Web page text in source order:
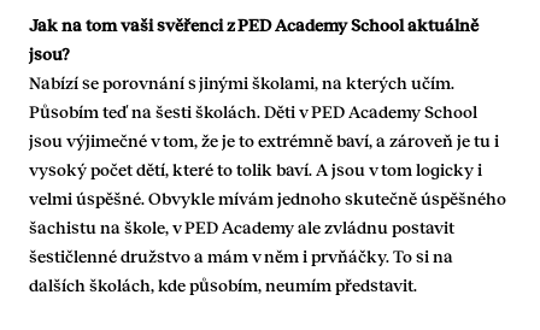
Jak na tom vaši svěřenci z PED Academy School aktuálně
jsou?
Nabízí se porovnání s jinými školami, na kterých učím.
Působím teď na šesti školách. Děti v PED Academy School
jsou výjimečné v tom, že je to extrémně baví, a zároveň je tu i
vysoký počet dětí, které to tolik baví. A jsou v tom logicky i
velmi úspěšné. Obvykle mívám jednoho skutečně úspěšného
šachistu na škole, v PED Academy ale zvládnu postavit
šestičlenné družstvo a mám v něm i prvňáčky. To si na
dalších školách, kde působím, neumím představit.